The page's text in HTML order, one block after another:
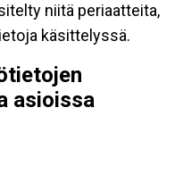
niitä periaatteita,
käsittelyssä.
asioissa